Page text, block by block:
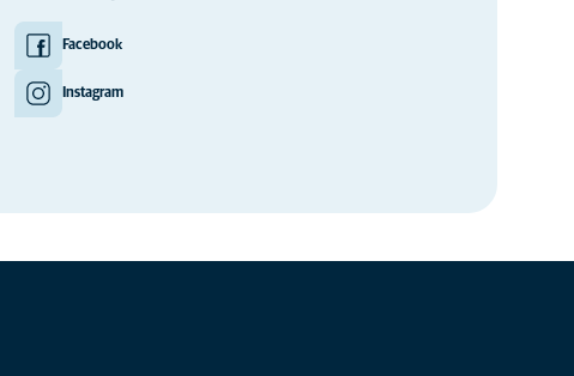
Facebook
Instagram